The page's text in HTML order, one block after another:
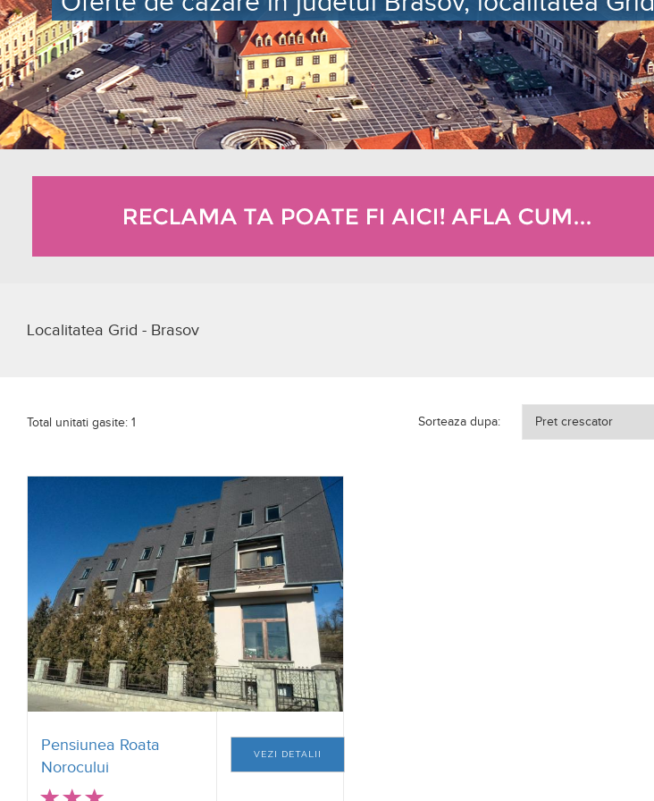
Localitatea Grid - Brasov
Total unitati gasite: 1 Sorteaza dupa:
Pensiunea Roata
Norocului
VEZI DETALII